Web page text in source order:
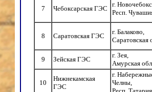
7 Чебоксарская ГЭС
г.
Респ.
8 Саратовская ГЭС
г. Балаково,
Саратовская
9 Зейская ГЭС
г. Зея,
Амурская
10
Нижнекамская
ГЭС
г.
Челны,